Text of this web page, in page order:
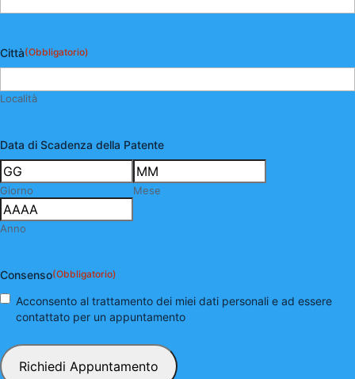
Città(Obbligatorio)
Località
Data di Scadenza della Patente
Giorno Mese
Anno
Consenso(Obbligatorio)
Acconsento al trattamento dei miei dati personali e ad essere
contattato per un appuntamento